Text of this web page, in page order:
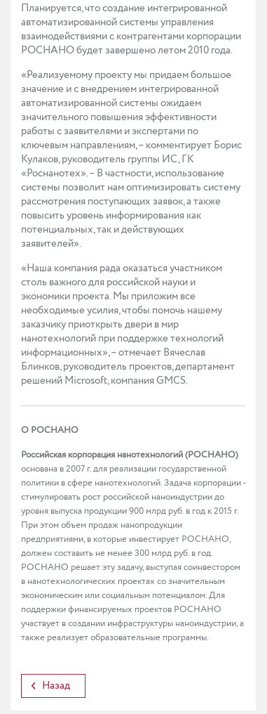
Планируется, что создание интегрированной
автоматизированной системы управления
взаимодействиями с контрагентами корпорации
РОСНАНО будет завершено летом 2010 года.
«Реализуемому проекту мы придаем большое
значение и с внедрением интегрированной
автоматизированной системы ожидаем
значительного повышения эффективности
работы с заявителями и экспертами по
ключевым направлениям, – комментирует Борис
Кулаков, руководитель группы ИС, ГК
«Роснанотех». – В частности, использование
системы позволит нам оптимизировать систему
рассмотрения поступающих заявок, а также
повысить уровень информирования как
потенциальных, так и действующих
заявителей».
«Наша компания рада оказаться участником
столь важного для российской науки и
экономики проекта. Мы приложим все
необходимые усилия, чтобы помочь нашему
заказчику приоткрыть двери в мир
нанотехнологий при поддержке технологий
информационных», – отмечает Вячеслав
Блинков, руководитель проектов, департамент
решений Microsoft, компания GMCS.
О РОСНАНО
Российская корпорация нанотехнологий (РОСНАНО)
основана в 2007 г. для реализации государственной
политики в сфере нанотехнологий. Задача корпорации -
стимулировать рост российской наноиндустрии до
уровня выпуска продукции 900 млрд руб. в год к 2015 г.
При этом объем продаж нанопродукции
предприятиями, в которые инвестирует РОСНАНО,
должен составить не менее 300 млрд руб. в год.
РОСНАНО решает эту задачу, выступая соинвестором
в нанотехнологических проектах со значительным
экономическим или социальным потенциалом. Для
поддержки финансируемых проектов РОСНАНО
участвует в создании инфраструктуры наноиндустрии, а
также реализует образовательные программы.
Назад